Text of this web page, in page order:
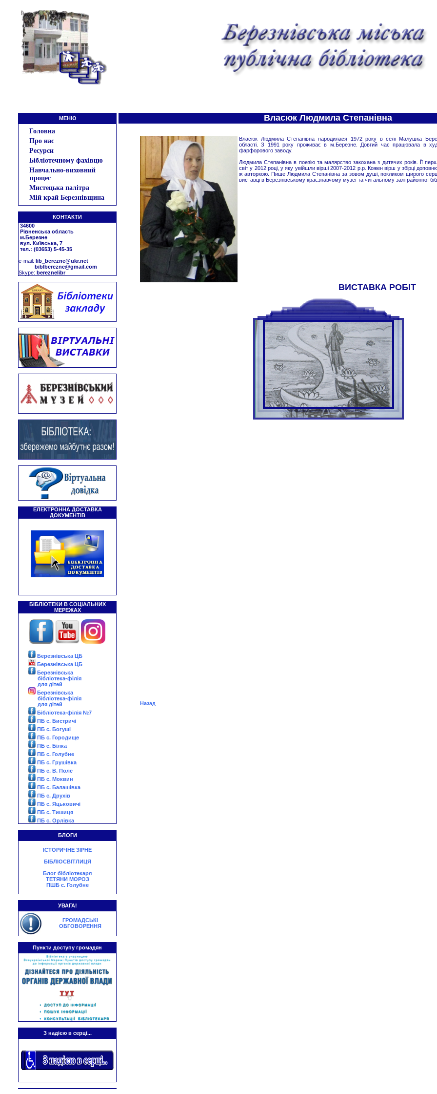
МЕНЮ
Головна
Про нас
Ресурси
Бібліотечному фахівцю
Навчально-виховний
процес
Мистецька палітра
Мій край Березнівщина
КОНТАКТИ
34600
Рівненська область
м.Березне
вул. Київська, 7
тел.: (03653) 5-45-35
е-mail: lib_berezne@ukr.net
biblberezne@gmail.com
Skype: bereznelibr
ЕЛЕКТРОННА ДОСТАВКА
ДОКУМЕНТІВ
БІБЛІОТЕКИ В СОЦІАЛЬНИХ
МЕРЕЖАХ
Березнівська ЦБ
Березнівська ЦБ
Березнівська
бібліотека-філія
для дітей
Березнівська
бібліотека-філія
для дітей
Бібліотека-філія №7
ПБ с. Бистричі
ПБ с. Богуші
ПБ с. Городище
ПБ с. Білка
ПБ с. Голубне
ПБ с. Грушівка
ПБ с. В. Поле
ПБ с. Моквин
ПБ с. Балашівка
ПБ с. Друхів
ПБ с. Яцьковичі
ПБ с. Тишиця
ПБ с. Орлівка
БЛОГИ
ІСТОРИЧНЕ ЗІРНЕ
БІБЛІОСВІТЛИЦЯ
Блог бібліотекаря
ТЕТЯНИ МОРОЗ
ПШБ с. Голубне
УВАГА!
ГРОМАДСЬКІ
ОБГОВОРЕННЯ
Пункти доступу громадян
З надією в серці...
Власюк Людмила Степанівна
Власюк Людмила Степанівна народилася 1972 року в селі Малушка
області. З 1991 року проживає в м.Березне. Довгий час працювала в
фарфорового заводу.
Людмила Степанівна в поезію та малярство закохана з дитячих років. Її
світ у 2012 році, у яку увійшли вірші 2007-2012 р.р. Кожен вірш у збірці
ж авторкою. Пише Людмила Степанівна за зовом душі, покликом щирого
виставці в Березнівському краєзнавчому музеї та читальному залі районної
ВИСТАВКА РОБІТ
Назад